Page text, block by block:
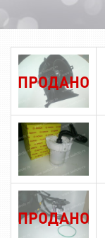
ПРОДАНО
ПРОДАНО